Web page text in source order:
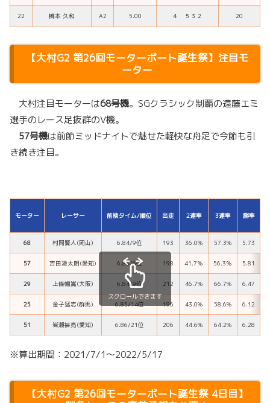
22 橋本 久和 A2 5.00 ４ ５３２ 20
【大村G2 第26回モーターボート誕生祭】注目モ
ーター
大村注目モーターは68号機。SGクラシック制覇の遠藤エミ
選手のレース足抜群のV機。
57号機は前節ミッドナイトで魅せた軽快な舟足で今節も引
き続き注目。
モーター レーサー 前検タイム/順位 出走 2連率 3連率 勝率
68 村岡賢人(岡山) 6.84/9位 193 36.0% 57.3% 5.73
57 吉田凌太朗(愛知) 6.83/6位 198 41.7％ 56.3％ 5.81
29 上條暢嵩(大阪) 6.84/9位 212 46.7% 66.7% 6.47
25 金子猛志(群馬) 6.85/14位 196 43.0% 58.6% 6.12
51 岩瀬裕亮(愛知) 6.86/21位 206 44.6% 64.2% 6.28
スクロールできます
※算出期間：2021/7/1～2022/5/17
【大村G2 第26回モーターボート誕生祭4日目】